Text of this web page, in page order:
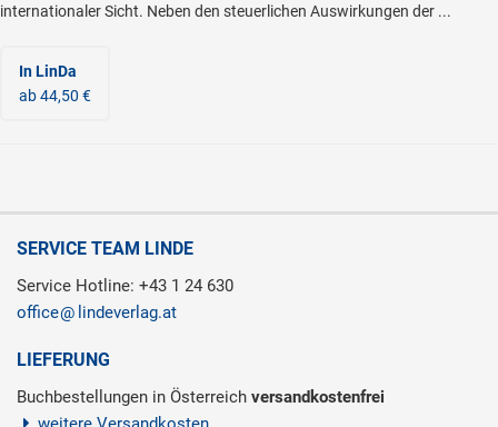
internationaler Sicht. Neben den steuerlichen Auswirkungen der ...
In LinDa
ab 44,50 €
SERVICE TEAM LINDE
Service Hotline: +43 1 24 630
office
lindeverlag.at
LIEFERUNG
Buchbestellungen in Österreich versandkostenfrei